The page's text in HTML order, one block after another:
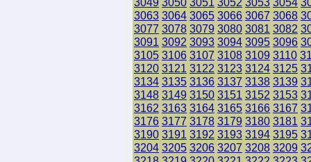
3063 3064 3065 3066 3067 3068
3077 3078 3079 3080 3081 3082
3091 3092 3093 3094 3095 3096
3105 3106 3107 3108 3109 3110
3120 3121 3122 3123 3124 3125
3134 3135 3136 3137 3138 3139
3148 3149 3150 3151 3152 3153
3162 3163 3164 3165 3166 3167
3176 3177 3178 3179 3180 3181
3190 3191 3192 3193 3194 3195
3204 3205 3206 3207 3208 3209